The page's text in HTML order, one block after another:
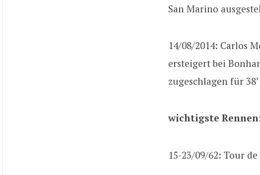
San Marino
14/08/2014: Carlos
ersteigert bei
zugeschlagen für
wichtigste
15-23/09/62: Tour